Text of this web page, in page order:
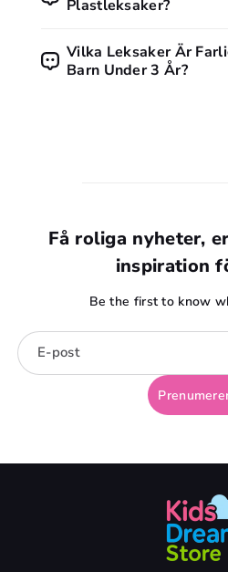
Plastleksaker?
Träleksaker är ofta robusta och
Plastleksaker kan också vara
Vilka Leksaker Är
Barn Under 3 År?
Få roliga nyheter,
inspiration
Be the first to know
E-post